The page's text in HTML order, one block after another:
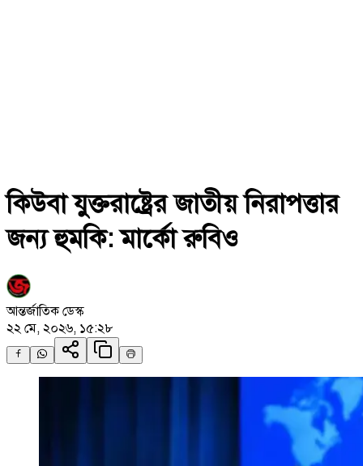
কিউবা যুক্তরাষ্ট্রের জাতীয় নিরাপত্তার
জন্য হুমকি: মার্কো রুবিও
আন্তর্জাতিক ডেস্ক
২২ মে, ২০২৬, ১৫:২৮